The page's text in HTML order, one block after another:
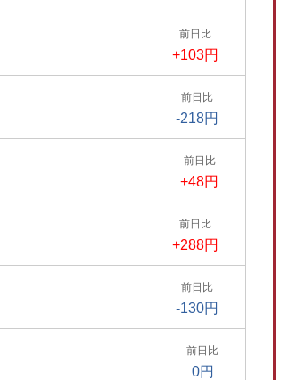
前日比
+103円
前日比
-218円
前日比
+48円
前日比
+288円
前日比
-130円
前日比
0円